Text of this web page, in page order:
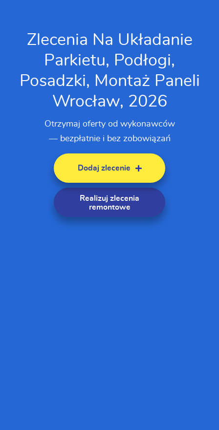
Zlecenia Na Układanie
Parkietu, Podłogi,
Posadzki, Montaż Paneli
Wrocław, 2026
Otrzymaj oferty od wykonawców
— bezpłatnie i bez zobowiązań
Dodaj zlecenie
Realizuj zlecenia
remontowe